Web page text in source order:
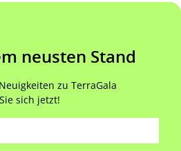
neusten Stand
zu TerraGala
sich jetzt!